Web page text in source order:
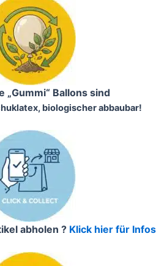
„Gummi“ Ballons sind
biologischer abbaubar!
abholen ? Klick hier für Infos